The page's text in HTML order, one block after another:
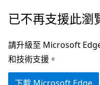
跳
主
要
內
已不再支援此瀏
請升級至 Microsoft
和技術支援。